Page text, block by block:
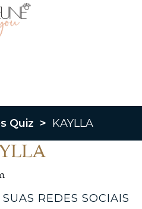
Quiz > KAYLLA
REDES SOCIAIS